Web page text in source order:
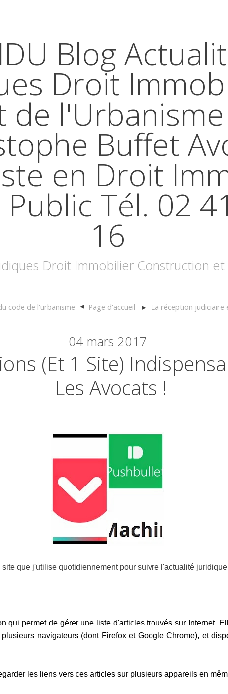
Blog
Droit
de
Buffet
en Droit
Tél. 02
16
Droit Immobilier Construction et
code de l'urbanisme Page d'accueil La réception
04 mars 2017
(et 1 Site)
Les Avocats !
que j'utilise quotidiennement pour suivre l'actualité
qui permet de gérer une liste d'articles trouvés sur Internet.
navigateurs (dont Firefox et Google Chrome), et
les liens vers ces articles sur plusieurs appareils en